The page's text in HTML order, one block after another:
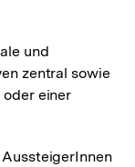
und
zentral sowie
einer